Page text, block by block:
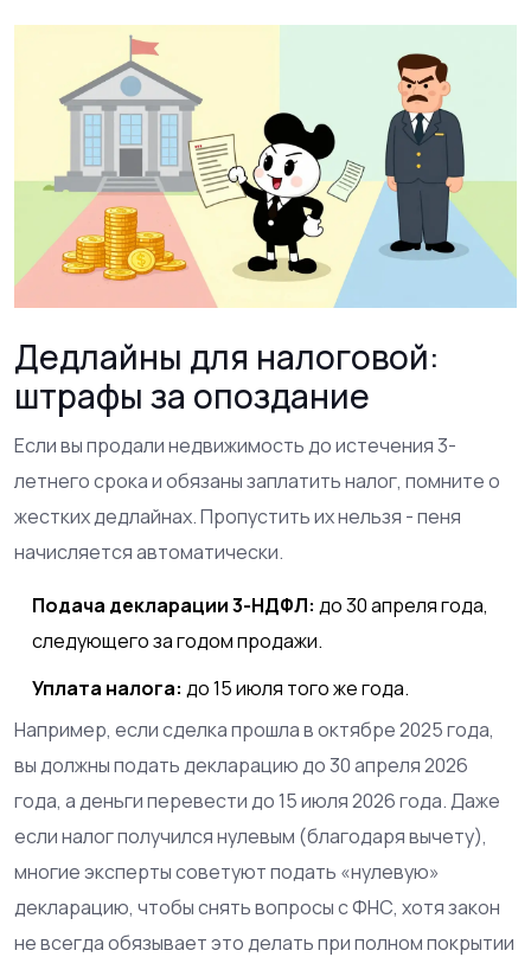
Дедлайны для налоговой:
штрафы за опоздание
Если вы продали недвижимость до истечения 3-
летнего срока и обязаны заплатить налог, помните о
жестких дедлайнах. Пропустить их нельзя - пеня
начисляется автоматически.
Подача декларации 3-НДФЛ: до 30 апреля года,
следующего за годом продажи.
Уплата налога: до 15 июля того же года.
Например, если сделка прошла в октябре 2025 года,
вы должны подать декларацию до 30 апреля 2026
года, а деньги перевести до 15 июля 2026 года. Даже
если налог получился нулевым (благодаря вычету),
многие эксперты советуют подать «нулевую»
декларацию, чтобы снять вопросы с ФНС, хотя закон
не всегда обязывает это делать при полном покрытии